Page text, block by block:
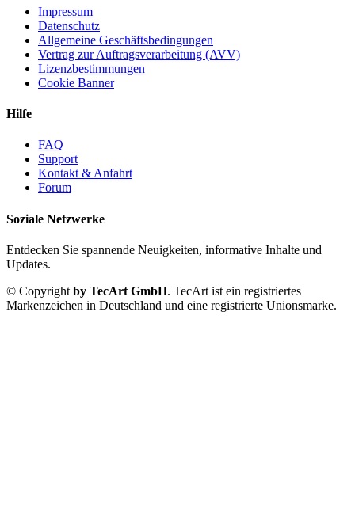
Impressum
Datenschutz
Allgemeine Geschäftsbedingungen
Vertrag zur Auftragsverarbeitung (AVV)
Lizenzbestimmungen
Cookie Banner
Hilfe
FAQ
Support
Kontakt & Anfahrt
Forum
Soziale Netzwerke
Entdecken Sie spannende Neuigkeiten, informative Inhalte und
Updates.
© Copyright by TecArt GmbH. TecArt ist ein registriertes
Markenzeichen in Deutschland und eine registrierte Unionsmarke.